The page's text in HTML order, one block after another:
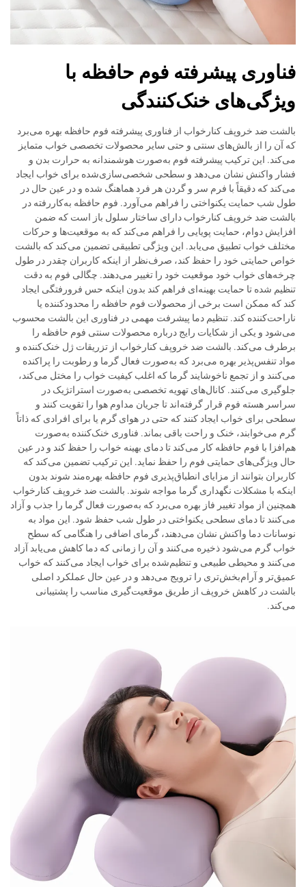
فناوری پیشرفته فوم حافظه با
ویژگی‌های خنک‌کنندگی
بالشت ضد خروپف کنارخواب از فناوری پیشرفته فوم حافظه بهره می‌برد
که آن را از بالش‌های سنتی و حتی سایر محصولات تخصصی خواب متمایز
می‌کند. این ترکیب پیشرفته فوم به‌صورت هوشمندانه به حرارت بدن و
فشار واکنش نشان می‌دهد و سطحی شخصی‌سازی‌شده برای خواب ایجاد
می‌کند که دقیقاً با فرم سر و گردن هر فرد هماهنگ شده و در عین حال در
طول شب حمایت یکنواختی را فراهم می‌آورد. فوم حافظه به‌کاررفته در
بالشت ضد خروپف کنارخواب دارای ساختار سلول باز است که ضمن
افزایش دوام، حمایت پویایی را فراهم می‌کند که به موقعیت‌ها و حرکات
مختلف خواب تطبیق می‌یابد. این ویژگی تطبیقی تضمین می‌کند که بالشت
خواص حمایتی خود را حفظ کند، صرف‌نظر از اینکه کاربران چقدر در طول
چرخه‌های خواب خود موقعیت خود را تغییر می‌دهند. چگالی فوم به دقت
تنظیم شده تا حمایت بهینه‌ای فراهم کند بدون اینکه حس فرورفتگی ایجاد
کند که ممکن است برخی از محصولات فوم حافظه را محدودکننده یا
ناراحت‌کننده کند. تنظیم دما پیشرفت مهمی در فناوری این بالشت محسوب
می‌شود و یکی از شکایات رایج درباره محصولات سنتی فوم حافظه را
برطرف می‌کند. بالشت ضد خروپف کنارخواب از تزریقات ژل خنک‌کننده و
مواد تنفس‌پذیر بهره می‌برد که به‌صورت فعال گرما و رطوبت را پراکنده
می‌کنند و از تجمع ناخوشایند گرما که اغلب کیفیت خواب را مختل می‌کند،
جلوگیری می‌کنند. کانال‌های تهویه تخصصی به‌صورت استراتژیک در
سراسر هسته فوم قرار گرفته‌اند تا جریان مداوم هوا را تقویت کنند و
سطحی برای خواب ایجاد کنند که حتی در هوای گرم یا برای افرادی که ذاتاً
گرم می‌خوابند، خنک و راحت باقی بماند. فناوری خنک‌کننده به‌صورت
هم‌افزا با فوم حافظه کار می‌کند تا دمای بهینه خواب را حفظ کند و در عین
حال ویژگی‌های حمایتی فوم را حفظ نماید. این ترکیب تضمین می‌کند که
کاربران بتوانند از مزایای انطباق‌پذیری فوم حافظه بهره‌مند شوند بدون
اینکه با مشکلات نگهداری گرما مواجه شوند. بالشت ضد خروپف کنارخواب
همچنین از مواد تغییر فاز بهره می‌برد که به‌صورت فعال گرما را جذب و آزاد
می‌کنند تا دمای سطحی یکنواختی در طول شب حفظ شود. این مواد به
نوسانات دما واکنش نشان می‌دهند، گرمای اضافی را هنگامی که سطح
خواب گرم می‌شود ذخیره می‌کنند و آن را زمانی که دما کاهش می‌یابد آزاد
می‌کنند و محیطی طبیعی و تنظیم‌شده برای خواب ایجاد می‌کنند که خواب
عمیق‌تر و آرام‌بخش‌تری را ترویج می‌دهد و در عین حال عملکرد اصلی
بالشت در کاهش خروپف از طریق موقعیت‌گیری مناسب را پشتیبانی
می‌کند.